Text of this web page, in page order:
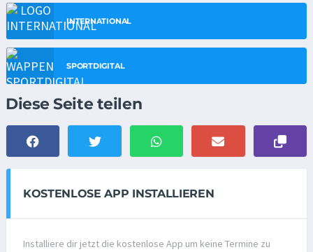
INTERNATIONAL
SPORTDIGITAL
Diese Seite teilen
KOSTENLOSE APP INSTALLIEREN
Installiere dir jetzt die kostenlose App um keine Termine zu